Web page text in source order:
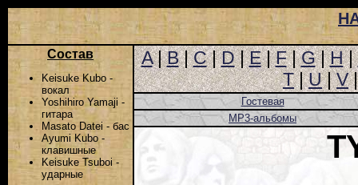
Состав
Keisuke Kubo -
вокал
Yoshihiro Yamaji -
гитара
Masato Datei - бас
Ayumi Kubo -
клавишные
Keisuke Tsuboi -
ударные
A|B|C|D|E|F|G|H|
T|U|V
Гостевая
MP3-альбомы